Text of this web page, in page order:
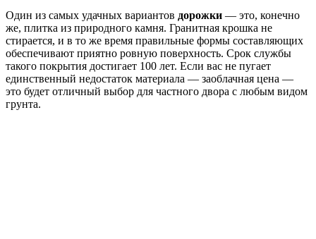
Один из самых удачных вариантов дорожки ― это, конечно
же, плитка из природного камня. Гранитная крошка не
стирается, и в то же время правильные формы составляющих
обеспечивают приятно ровную поверхность. Срок службы
такого покрытия достигает 100 лет. Если вас не пугает
единственный недостаток материала ― заоблачная цена ―
это будет отличный выбор для частного двора с любым видом
грунта.